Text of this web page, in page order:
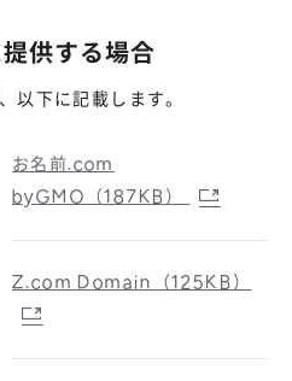
供する場合
以下に記載します。
お名前.com
byGMO（187KB）
Z.com Domain（125KB）